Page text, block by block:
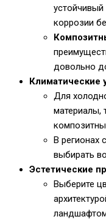
коррозии
довольно
Климатические
Для
материалы,
В регионах
выбирать
Эстетические
Выберите